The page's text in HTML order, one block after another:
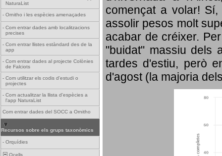
NaturaList
- Ornitho i les espècies amenaçades
- Com entrar dades amb localitzacions
precises
- Com entrar llistes estàndard des de la
app
- Com entrar dades al projecte Colònies
de Falciots
- Com utilitzar els codis d'estudi o
projectes
- Com actualitzar la llista d'espècies a
l'app NaturaList
Com entrar dades del SOCC a Ornitho
Recursos sobre els grups taxonòmics
- Orquídies
Ocells
començat a volar!
assolir pesos molt
acabar de créixer.
"buidat" massiu dels
tardes d'estiu, però
d'agost (la majoria